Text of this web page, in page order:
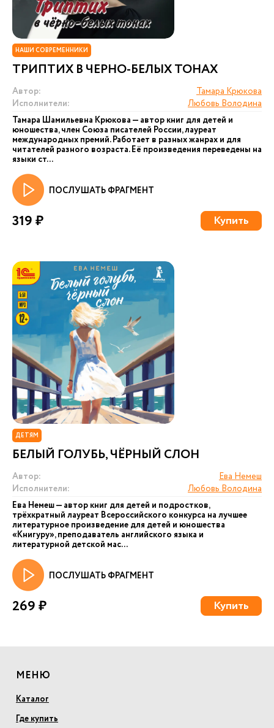
НАШИ СОВРЕМЕННИКИ
ТРИПТИХ В ЧЕРНО-БЕЛЫХ ТОНАХ
Автор:
Тамара Крюкова
Исполнители:
Любовь Володина
Тамара Шамильевна Крюкова — автор книг для детей и
юношества, член Союза писателей России, лауреат
международных премий. Работает в разных жанрах и для
читателей разного возраста. Её произведения переведены на
языки ст...
ПОСЛУШАТЬ ФРАГМЕНТ
319 ₽ Купить
ДЕТЯМ
БЕЛЫЙ ГОЛУБЬ, ЧЁРНЫЙ СЛОН
Автор:
Ева Немеш
Исполнители:
Любовь Володина
Ева Немеш — автор книг для детей и подростков,
трёхкратный лауреат Всероссийского конкурса на лучшее
литературное произведение для детей и юношества
«Книгуру», преподаватель английского языка и
литературной детской мас...
ПОСЛУШАТЬ ФРАГМЕНТ
269 ₽ Купить
МЕНЮ
Каталог
Где купить